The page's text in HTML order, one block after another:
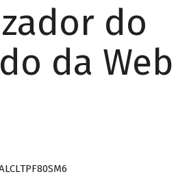
do
da Web